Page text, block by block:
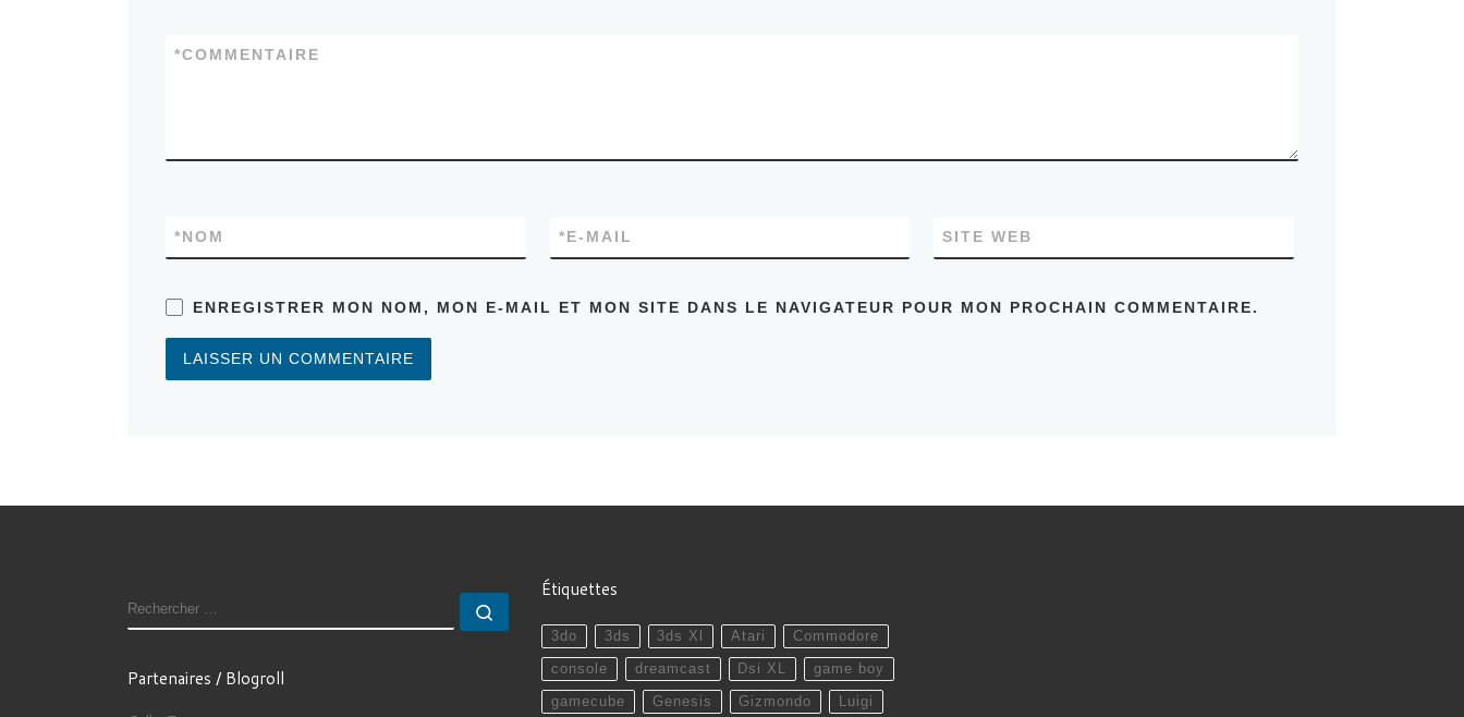
COMMENTAIRE
*
NOM
* E-MAIL
* SITE WEB
ENREGISTRER MON NOM, MON E-MAIL ET MON SITE DANS LE NAVIGATEUR POUR MON PROCHAIN COMMENTAIRE.
RECHERCHER
Partenaires / Blogroll
Étiquettes
3do 3ds 3ds Xl Atari Commodore
console dreamcast Dsi XL game boy
gamecube Genesis Gizmondo Luigi